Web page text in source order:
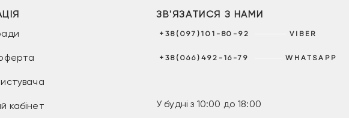
кабінет
ЗВ'ЯЗАТИСЯ З НАМИ
+38(097)101-80-92 VIBER
+38(066)492-16-79 WHATSAPP
У будні з 10:00 до 18:00